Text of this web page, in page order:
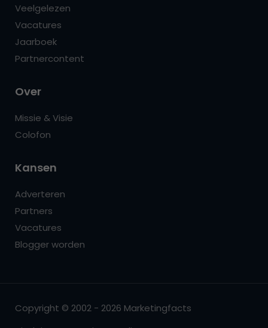
Veelgelezen
Vacatures
Jaarboek
Partnercontent
Over
Missie & Visie
Colofon
Kansen
Adverteren
Partners
Vacatures
Blogger worden
Copyright © 2002 - 2026 Marketingfacts